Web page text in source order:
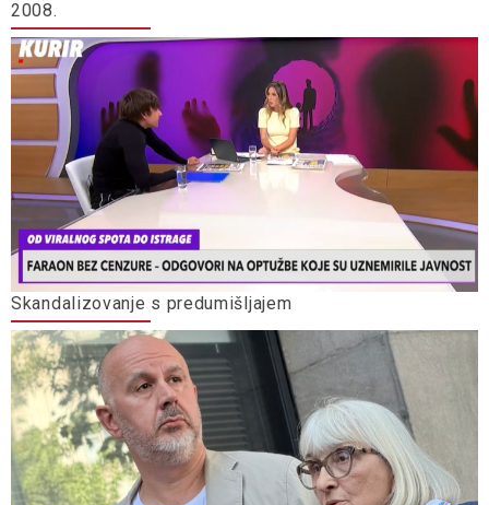
2008.
Skandalizovanje s predumišljajem